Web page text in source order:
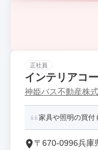
正社員
インテリアコ
神姫バス不動産株
家具や照明の買付
〒670-0996兵庫